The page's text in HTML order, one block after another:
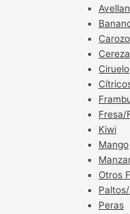
Cereza
Ciruelo
Fresa/
Kiwi
Mango
Otros
Peras